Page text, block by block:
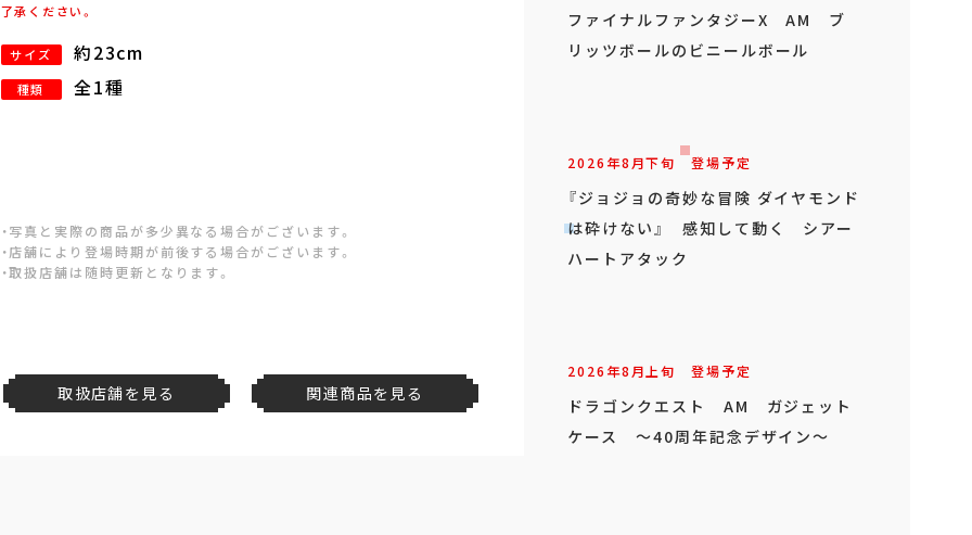
了承ください。
サイズ 約23cm
種類 全1種
・写真と実際の商品が多少異なる場合がございます。
・店舗により登場時期が前後する場合がございます。
・取扱店舗は随時更新となります。
取扱店舗を見る 関連商品を見る
ファイナルファンタジーX AM ブ
リッツボールのビニールボール
2026年8月下旬 登場予定
『ジョジョの奇妙な冒険 ダイヤモンド
は砕けない』 感知して動く シアー
ハートアタック
2026年8月上旬 登場予定
ドラゴンクエスト AM ガジェット
ケース ～40周年記念デザイン～